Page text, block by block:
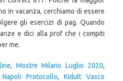
in vacanza, cerchiamo di essere
gli esercizi di pag. Quando
e dici alla prof che i compiti
me.
, Mostre Milano Luglio 2020,
Protocollo, Kidult Vasco